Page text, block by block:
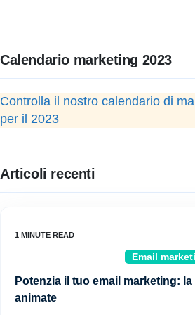
Calendario marketing 2023
Controlla il nostro calendario di
per il 2023
Articoli recenti
Email
Potenzia il tuo email marketing:
animate